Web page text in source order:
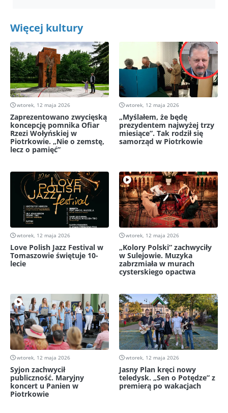
Więcej kultury
wtorek, 12 maja 2026
Zaprezentowano zwycięską
koncepcję pomnika Ofiar
Rzezi Wołyńskiej w
Piotrkowie. „Nie o zemstę,
lecz o pamięć”
wtorek, 12 maja 2026
„Myślałem, że będę
prezydentem najwyżej trzy
miesiące”. Tak rodził się
samorząd w Piotrkowie
wtorek, 12 maja 2026
Love Polish Jazz Festival w
Tomaszowie świętuje 10-
lecie
wtorek, 12 maja 2026
„Kolory Polski” zachwyciły
w Sulejowie. Muzyka
zabrzmiała w murach
cysterskiego opactwa
wtorek, 12 maja 2026
Syjon zachwycił
publiczność. Maryjny
koncert u Panien w
Piotrkowie
wtorek, 12 maja 2026
Jasny Plan kręci nowy
teledysk. „Sen o Potędze” z
premierą po wakacjach